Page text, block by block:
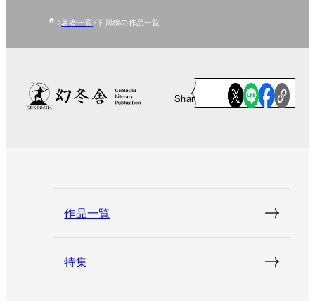
著者一覧 下川穣の作品一覧
Share
作品一覧
特集